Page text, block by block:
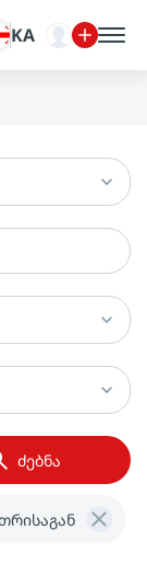
KA
ძებნა